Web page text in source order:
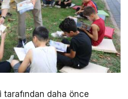
daha önce